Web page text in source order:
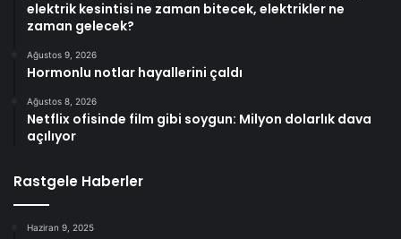
elektrik kesintisi ne zaman bitecek, elektrikler ne
zaman gelecek?
Ağustos 9, 2026
Hormonlu notlar hayallerini çaldı
Ağustos 8, 2026
Netflix ofisinde film gibi soygun: Milyon dolarlık dava
açılıyor
Rastgele Haberler
Haziran 9, 2025